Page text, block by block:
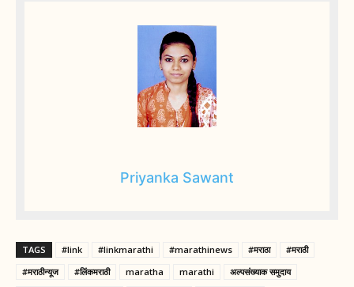
Priyanka Sawant
TAGS #link #linkmarathi #marathinews #मराठा
#मराठी
#मराठीन्यूज
#लिंकमराठी maratha marathi
अल्पसंख्याक समुदाय